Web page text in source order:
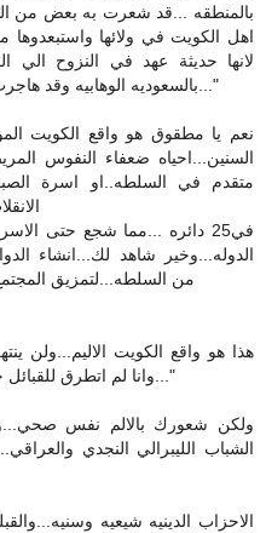
بالمنطقه ...قد شعرت به بعض من
لانها حديثة عهد في النزوح الي
بالسعوديه الوهابيه وقد هاجرت بعض الاسر عائده الي وطنها..."
نعم يا مطقوق هو واقع الكويت
السنين...احياه ضعفاء النفوس
متقدم في السلطه..او اسرة
في25 دائره ...مما شجع حتى
الدوله...وخير شاهد لك...انشاء
من السلطه...لتمزيق المجتمع
هذا هو واقع الكويت الاليم...ولن
وانا لم اتطرق للقبائل حتى الان...حتى لا اضيق خلقك..."
ولكن شعورك بالالم نفس
الشباب الليبرالي النجدي